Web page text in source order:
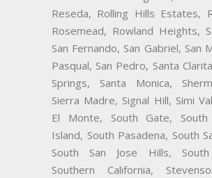
Reseda, Rolling Hills Estates,
Rosemead, Rowland Heights,
San Fernando, San Gabriel, San
Pasqual, San Pedro, Santa
Springs, Santa Monica,
Sierra Madre, Signal Hill, Simi
El Monte, South Gate, South
Island, South Pasadena, South
South San Jose Hills,
Southern California,